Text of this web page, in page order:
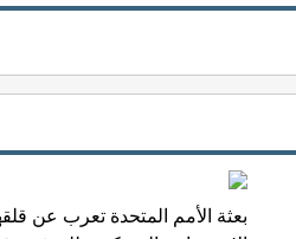
بعثة الأمم المتحدة تعرب عن